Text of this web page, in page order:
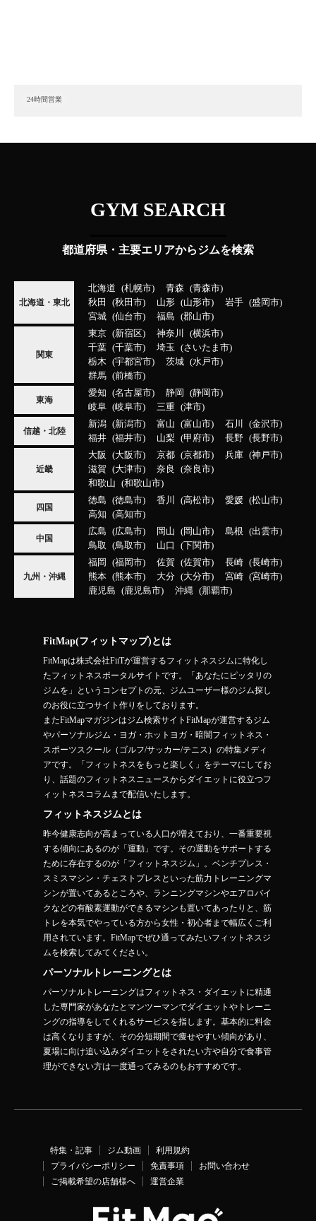
24時間営業
GYM SEARCH
都道府県・主要エリアからジムを検索
北海道・東北
北海道 札幌市 青森
青森市
秋田
秋田市 山形 山形市 岩手
盛岡市
宮城
仙台市 福島 郡山市
関東
東京 新宿区 神奈川
横浜市
千葉
千葉市 埼玉
さいたま市
栃木
宇都宮市 茨城
水戸市
群馬
前橋市
東海
愛知 名古屋市 静岡
静岡市
岐阜
岐阜市 三重 津市
信越・北陸
新潟 新潟市 富山 富山市 石川
金沢市
福井
福井市 山梨 甲府市 長野 長野市
近畿
大阪 大阪市 京都 京都市 兵庫
神戸市
滋賀
大津市 奈良
奈良市
和歌山
和歌山市
四国
徳島 徳島市 香川 高松市 愛媛
松山市
高知
高知市
中国
広島 広島市 岡山 岡山市 島根
出雲市
鳥取
鳥取市 山口 下関市
九州・沖縄
福岡 福岡市 佐賀 佐賀市 長崎
長崎市
熊本
熊本市 大分 大分市 宮崎
宮崎市
鹿児島
鹿児島市 沖縄 那覇市
FitMap(フィットマップ)とは
FitMapは株式会社FiiTが運営するフィットネスジムに特化し
たフィットネスポータルサイトです。「あなたにピッタリの
ジムを」というコンセプトの元、ジムユーザー様のジム探し
のお役に立つサイト作りをしております。
またFitMapマガジンはジム検索サイトFitMapが運営するジム
やパーソナルジム・ヨガ・ホットヨガ・暗闇フィットネス・
スポーツスクール（ゴルフ/サッカー/テニス）の特集メディ
アです。「フィットネスをもっと楽しく」をテーマにしてお
り、話題のフィットネスニュースからダイエットに役立つフ
ィットネスコラムまで配信いたします。
フィットネスジムとは
昨今健康志向が高まっている人口が増えており、一番重要視
する傾向にあるのが「運動」です。その運動をサポートする
ために存在するのが「フィットネスジム」。ベンチプレス・
スミスマシン・チェストプレスといった筋力トレーニングマ
シンが置いてあるところや、ランニングマシンやエアロバイ
クなどの有酸素運動ができるマシンも置いてあったりと、筋
トレを本気でやっている方から女性・初心者まで幅広くご利
用されています。FitMapでぜひ通ってみたいフィットネスジ
ムを検索してみてください。
パーソナルトレーニングとは
パーソナルトレーニングはフィットネス・ダイエットに精通
した専門家があなたとマンツーマンでダイエットやトレーニ
ングの指導をしてくれるサービスを指します。基本的に料金
は高くなりますが、その分短期間で痩せやすい傾向があり、
夏場に向け追い込みダイエットをされたい方や自分で食事管
理ができない方は一度通ってみるのもおすすめです。
特集・記事 ジム動画
利用規約
プライバシーポリシー
免責事項
お問い合わせ
ご掲載希望の店舗様へ
運営企業